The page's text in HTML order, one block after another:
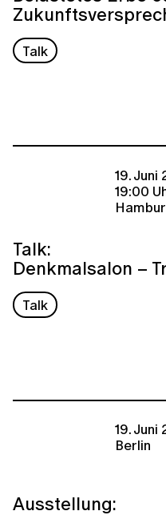
Talk
19. Juni
19:00
Talk:
Denkmalsalon –
Talk
19.
Berlin
Ausstellung: